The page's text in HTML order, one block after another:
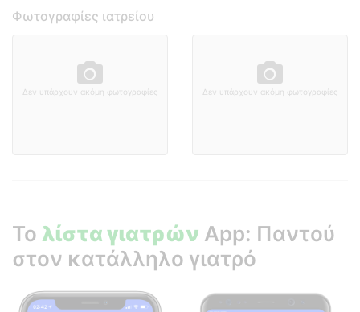
Φωτογραφίες ιατρείου
Δεν υπάρχουν ακόμη φωτογραφίες Δεν υπάρχουν ακόμη φωτογραφίες
Το λίστα γιατρών App: Παντού
στον κατάλληλο γιατρό